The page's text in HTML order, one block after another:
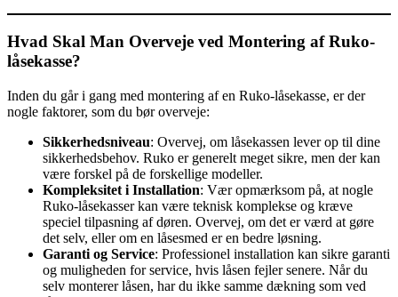
Hvad Skal Man Overveje ved Montering af Ruko-
låsekasse?
Inden du går i gang med montering af en Ruko-låsekasse, er der
nogle faktorer, som du bør overveje:
Sikkerhedsniveau: Overvej, om låsekassen lever op til dine
sikkerhedsbehov. Ruko er generelt meget sikre, men der kan
være forskel på de forskellige modeller.
Kompleksitet i Installation: Vær opmærksom på, at nogle
Ruko-låsekasser kan være teknisk komplekse og kræve
speciel tilpasning af døren. Overvej, om det er værd at gøre
det selv, eller om en låsesmed er en bedre løsning.
Garanti og Service: Professionel installation kan sikre garanti
og muligheden for service, hvis låsen fejler senere. Når du
selv monterer låsen, har du ikke samme dækning som ved